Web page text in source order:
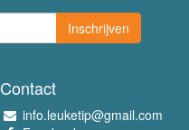
Inschrijven
Contact
info.leuketip@gmail.com